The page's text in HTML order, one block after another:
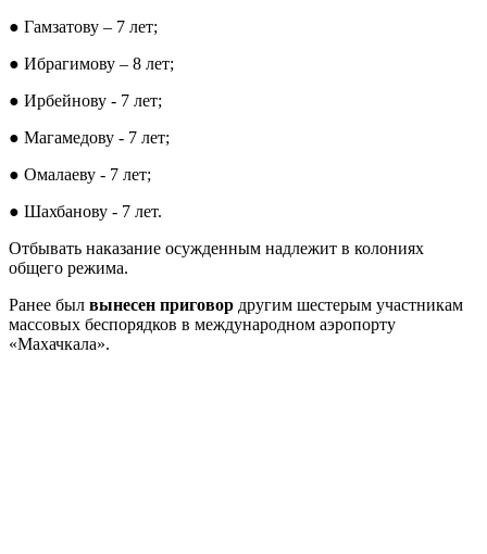
● Гамзатову – 7 лет;
● Ибрагимову – 8 лет;
● Ирбейнову - 7 лет;
● Магамедову - 7 лет;
● Омалаеву - 7 лет;
● Шахбанову - 7 лет.
Отбывать наказание осужденным надлежит в колониях
общего режима.
Ранее был вынесен приговор другим шестерым участникам
массовых беспорядков в международном аэропорту
«Махачкала».